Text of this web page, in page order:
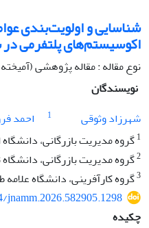
شناسایی و اولویت‌بندی
اکوسیستم‌های پلتفرمی
نوع مقاله : مقاله پژوهشی
نویسندگان
شهرزاد وثوقی
1 احمد
1گروه مدیریت بازرگانی، دانشگاه
2گروه مدیریت بازرگانی، دانشگاه
3گروه کارآفرینی، دانشگاه علامه
چکیده